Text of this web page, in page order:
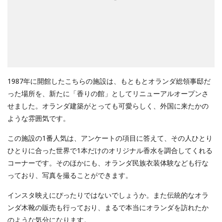
1987年に開館したこちらの施設は、もともとオランダ総領事邸だ
った場所を、新たに「香りの館」としてリニューアルオープンさ
せました。オランダ建築がとっても可愛らしく、外国に来たかの
ような雰囲気です。
この施設の1番人気は、アンケートの項目に答えて、その人ひとり
ひとりに合った世界で1本だけのオリジナル香水を調合してくれる
コーナーです。そのほかにも、オランダ民族衣装体験なども行な
っており、写真を撮ることができます。
インスタ映えにぴったりではないでしょうか。また伝統的なオラ
ンダ木靴の販売も行っており、まるで本当にオランダを訪れたか
のような気分になります。